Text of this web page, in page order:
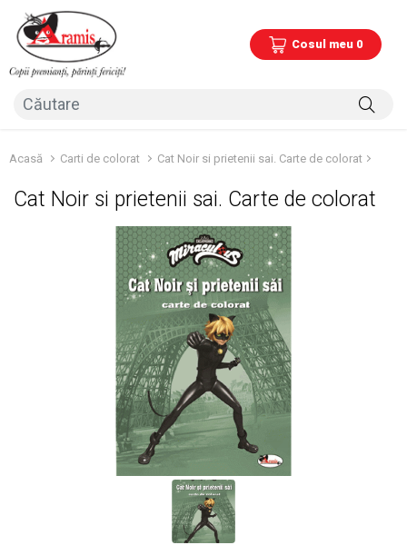
Cosul meu 0
Acasă Carti de colorat Cat Noir si prietenii sai. Carte de colorat
Cat Noir si prietenii sai. Carte de colorat